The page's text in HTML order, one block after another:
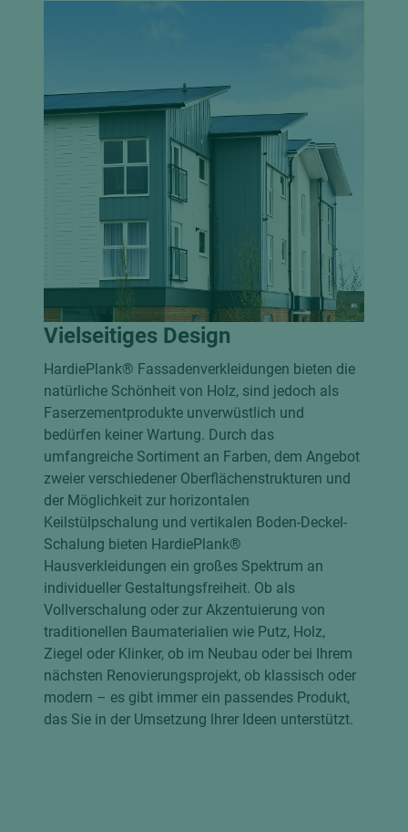
Vielseitiges Design
HardiePlank® Fassadenverkleidungen bieten die
natürliche Schönheit von Holz, sind jedoch als
Faserzementprodukte unverwüstlich und
bedürfen keiner Wartung. Durch das
umfangreiche Sortiment an Farben, dem Angebot
zweier verschiedener Oberflächenstrukturen und
der Möglichkeit zur horizontalen
Keilstülpschalung und vertikalen Boden-Deckel-
Schalung bieten HardiePlank®
Hausverkleidungen ein großes Spektrum an
individueller Gestaltungsfreiheit. Ob als
Vollverschalung oder zur Akzentuierung von
traditionellen Baumaterialien wie Putz, Holz,
Ziegel oder Klinker, ob im Neubau oder bei Ihrem
nächsten Renovierungsprojekt, ob klassisch oder
modern – es gibt immer ein passendes Produkt,
das Sie in der Umsetzung lhrer Ideen unterstützt.